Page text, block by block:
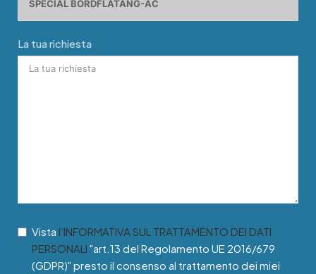
La tua richiesta
Vista l’INFORMATIVA SUL TRATTAMENTO DEI DATI
PERSONALI "art.13 del Regolamento UE 2016/679
(GDPR)" presto il consenso al trattamento dei miei